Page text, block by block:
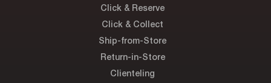
Click & Reserve
Click & Collect
Ship-from-Store
Return-in-Store
Clienteling